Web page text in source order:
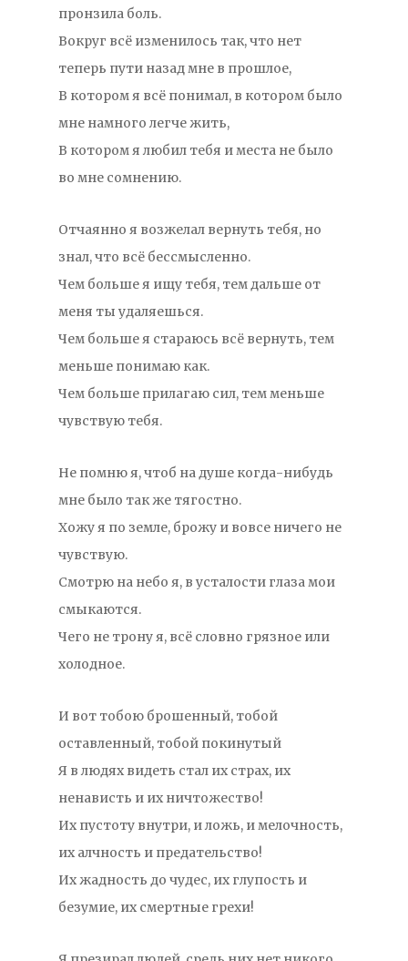
пронзила боль.
Вокруг всё изменилось так, что нет
теперь пути назад мне в прошлое,
В котором я всё понимал, в котором было
мне намного легче жить,
В котором я любил тебя и места не было
во мне сомнению.
Отчаянно я возжелал вернуть тебя, но
знал, что всё бессмысленно.
Чем больше я ищу тебя, тем дальше от
меня ты удаляешься.
Чем больше я стараюсь всё вернуть, тем
меньше понимаю как.
Чем больше прилагаю сил, тем меньше
чувствую тебя.
Не помню я, чтоб на душе когда-нибудь
мне было так же тягостно.
Хожу я по земле, брожу и вовсе ничего не
чувствую.
Смотрю на небо я, в усталости глаза мои
смыкаются.
Чего не трону я, всё словно грязное или
холодное.
И вот тобою брошенный, тобой
оставленный, тобой покинутый
Я в людях видеть стал их страх, их
ненависть и их ничтожество!
Их пустоту внутри, и ложь, и мелочность,
их алчность и предательство!
Их жадность до чудес, их глупость и
безумие, их смертные грехи!